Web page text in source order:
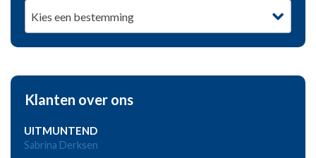
Kies een bestemming
Klanten over ons
UITMUNTEND
Sabrina Derksen